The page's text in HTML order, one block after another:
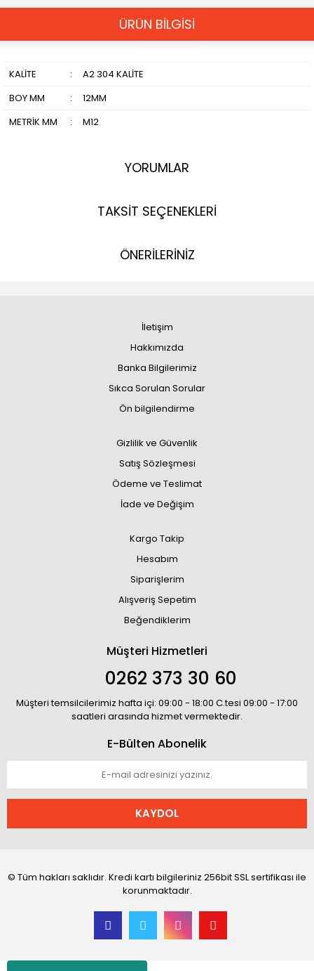
ÜRÜN BİLGİSİ
KALİTE :
A2 304 KALİTE
BOY MM
:
12MM
METRİK MM
: M12
YORUMLAR
TAKSİT SEÇENEKLERİ
ÖNERİLERİNİZ
İletişim
Hakkımızda
Banka Bilgilerimiz
Sıkca Sorulan Sorular
Ön bilgilendirme
Gizlilik ve Güvenlik
Satış Sözleşmesi
Ödeme ve Teslimat
İade ve Değişim
Kargo Takip
Hesabım
Siparişlerim
Alışveriş Sepetim
Beğendiklerim
Müşteri Hizmetleri
0262 373 30 60
Müşteri temsilcilerimiz hafta içi: 09:00 - 18:00 C.tesi 09:00 - 17:00
saatleri arasında hizmet vermektedir.
E-Bülten Abonelik
KAYDOL
© Tüm hakları saklıdır. Kredi kartı bilgileriniz 256bit SSL sertifikası ile
korunmaktadır.